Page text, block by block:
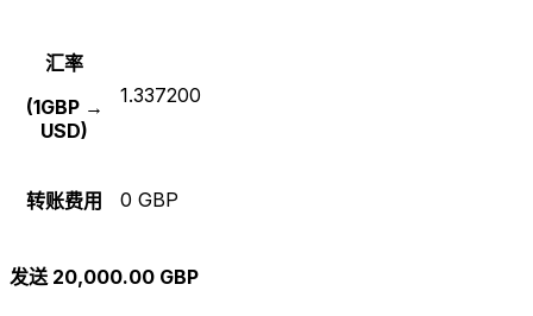
汇率
(1GBP →
USD)
1.337200
转账费用 0 GBP
发送 20,000.00 GBP